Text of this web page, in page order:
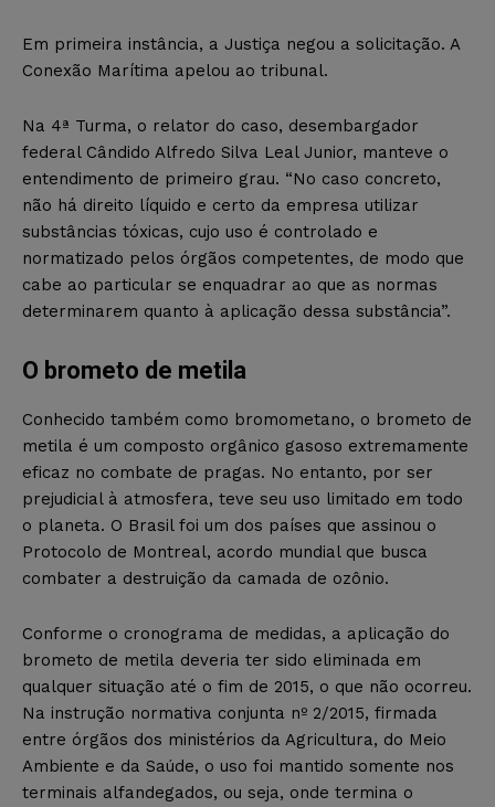
Em primeira instância, a Justiça negou a solicitação. A
Conexão Marítima apelou ao tribunal.
Na 4ª Turma, o relator do caso, desembargador
federal Cândido Alfredo Silva Leal Junior, manteve o
entendimento de primeiro grau. “No caso concreto,
não há direito líquido e certo da empresa utilizar
substâncias tóxicas, cujo uso é controlado e
normatizado pelos órgãos competentes, de modo que
cabe ao particular se enquadrar ao que as normas
determinarem quanto à aplicação dessa substância”.
O brometo de metila
Conhecido também como bromometano, o brometo de
metila é um composto orgânico gasoso extremamente
eficaz no combate de pragas. No entanto, por ser
prejudicial à atmosfera, teve seu uso limitado em todo
o planeta. O Brasil foi um dos países que assinou o
Protocolo de Montreal, acordo mundial que busca
combater a destruição da camada de ozônio.
Conforme o cronograma de medidas, a aplicação do
brometo de metila deveria ter sido eliminada em
qualquer situação até o fim de 2015, o que não ocorreu.
Na instrução normativa conjunta nº 2/2015, firmada
entre órgãos dos ministérios da Agricultura, do Meio
Ambiente e da Saúde, o uso foi mantido somente nos
terminais alfandegados, ou seja, onde termina o